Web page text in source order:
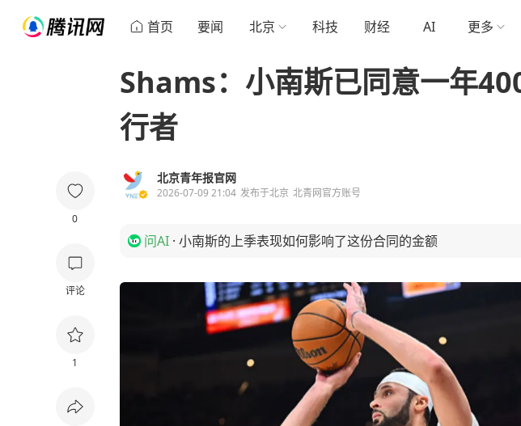
首页 要闻 北京 科技 财经 AI 更多
0
评论
1
Shams：小南斯已同意一年
行者
北京青年报官网
2026-07-09 21:04 发布于北京 北青网官方账号
问AI · 小南斯的上季表现如何影响了这份合同的金额